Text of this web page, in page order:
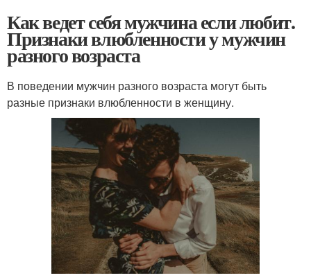
Как ведет себя мужчина если любит.
Признаки влюбленности у мужчин
разного возраста
В поведении мужчин разного возраста могут быть
разные признаки влюбленности в женщину.